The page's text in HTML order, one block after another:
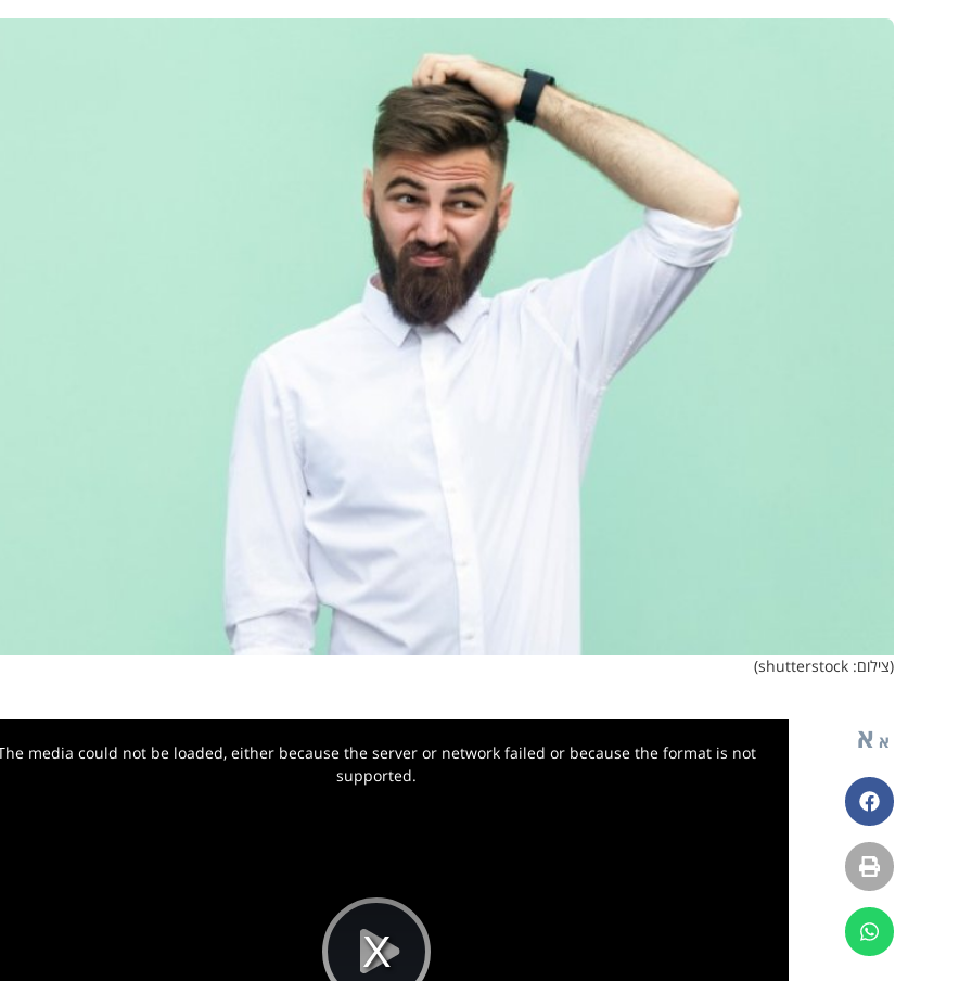
(צילום: shutterstock)
א א
פייסבוק
הדפסה
ווטסאפ
media could not be loaded, either because the server or network failed or because the format is not
supported.